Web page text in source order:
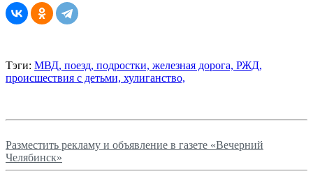
Тэги: МВД, поезд, подростки, железная дорога, РЖД,
происшествия с детьми, хулиганство,
Разместить рекламу и объявление в газете «Вечерний
Челябинск»